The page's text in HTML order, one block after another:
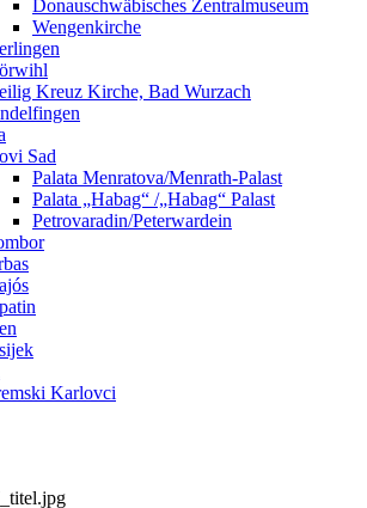
Donauschwäbisches Zentralmuseum
Wengenkirche
Kreuz Kirche, Bad Wurzach
Sad
Palata Menratova/Menrath-Palast
Palata „Habag“ /„Habag“ Palast
Petrovaradin/Peterwardein
Karlovci